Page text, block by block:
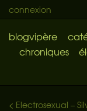
connexion
blogvipère
chroniques
< Electrosexual –